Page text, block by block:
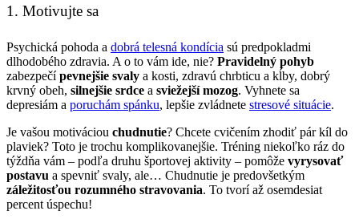
1. Motivujte sa
Psychická pohoda a dobrá telesná kondícia sú predpokladmi
dlhodobého zdravia. A o to vám ide, nie? Pravidelný pohyb
zabezpečípevnejšie svaly a kosti, zdravú chrbticu a kĺby, dobrý
krvný obeh, silnejšie srdce a sviežejší mozog. Vyhnete sa
depresiám a poruchám spánku, lepšie zvládnete stresové situácie.
Je vašou motiváciou chudnutie? Chcete cvičením zhodiť pár kíl do
plaviek? Toto je trochu komplikovanejšie. Tréning niekoľko ráz do
týždňa vám – podľa druhu športovej aktivity – pomôže vyrysovať
postavu a spevniť svaly, ale… Chudnutie je predovšetkým
záležitosťou rozumného stravovania. To tvorí až osemdesiat
percent úspechu!